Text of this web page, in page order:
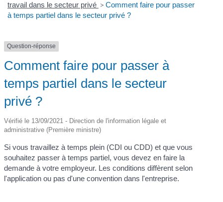
travail dans le secteur privé > Comment faire pour passer
à temps partiel dans le secteur privé ?
Question-réponse
Comment faire pour passer à
temps partiel dans le secteur
privé ?
Vérifié le 13/09/2021 - Direction de l'information légale et
administrative (Première ministre)
Si vous travaillez à temps plein (CDI ou CDD) et que vous
souhaitez passer à temps partiel, vous devez en faire la
demande à votre employeur. Les conditions diffèrent selon
l'application ou pas d'une convention dans l'entreprise.